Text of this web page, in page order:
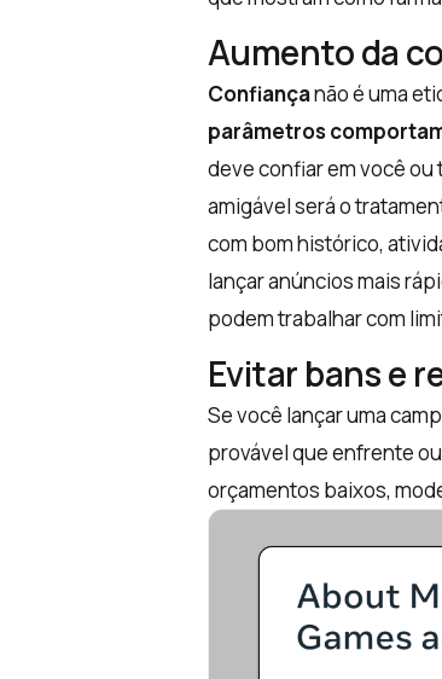
Aumento da
Confiançanão é uma
parâmetros
deve confiar em você ou
amigável será o
com bom histórico,
lançar anúncios mais
podem trabalhar com
Evitar bans e
Se você lançar uma
provável que enfrente
orçamentos baixos,